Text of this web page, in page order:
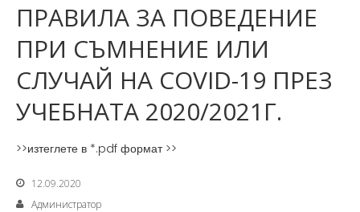
ПРАВИЛА ЗА ПОВЕДЕНИЕ
ПРИ СЪМНЕНИЕ ИЛИ
СЛУЧАЙ НА COVID-19 ПРЕЗ
УЧЕБНАТА 2020/2021Г.
>>изтеглете в *.pdf формат >>
12.09.2020
Администратор